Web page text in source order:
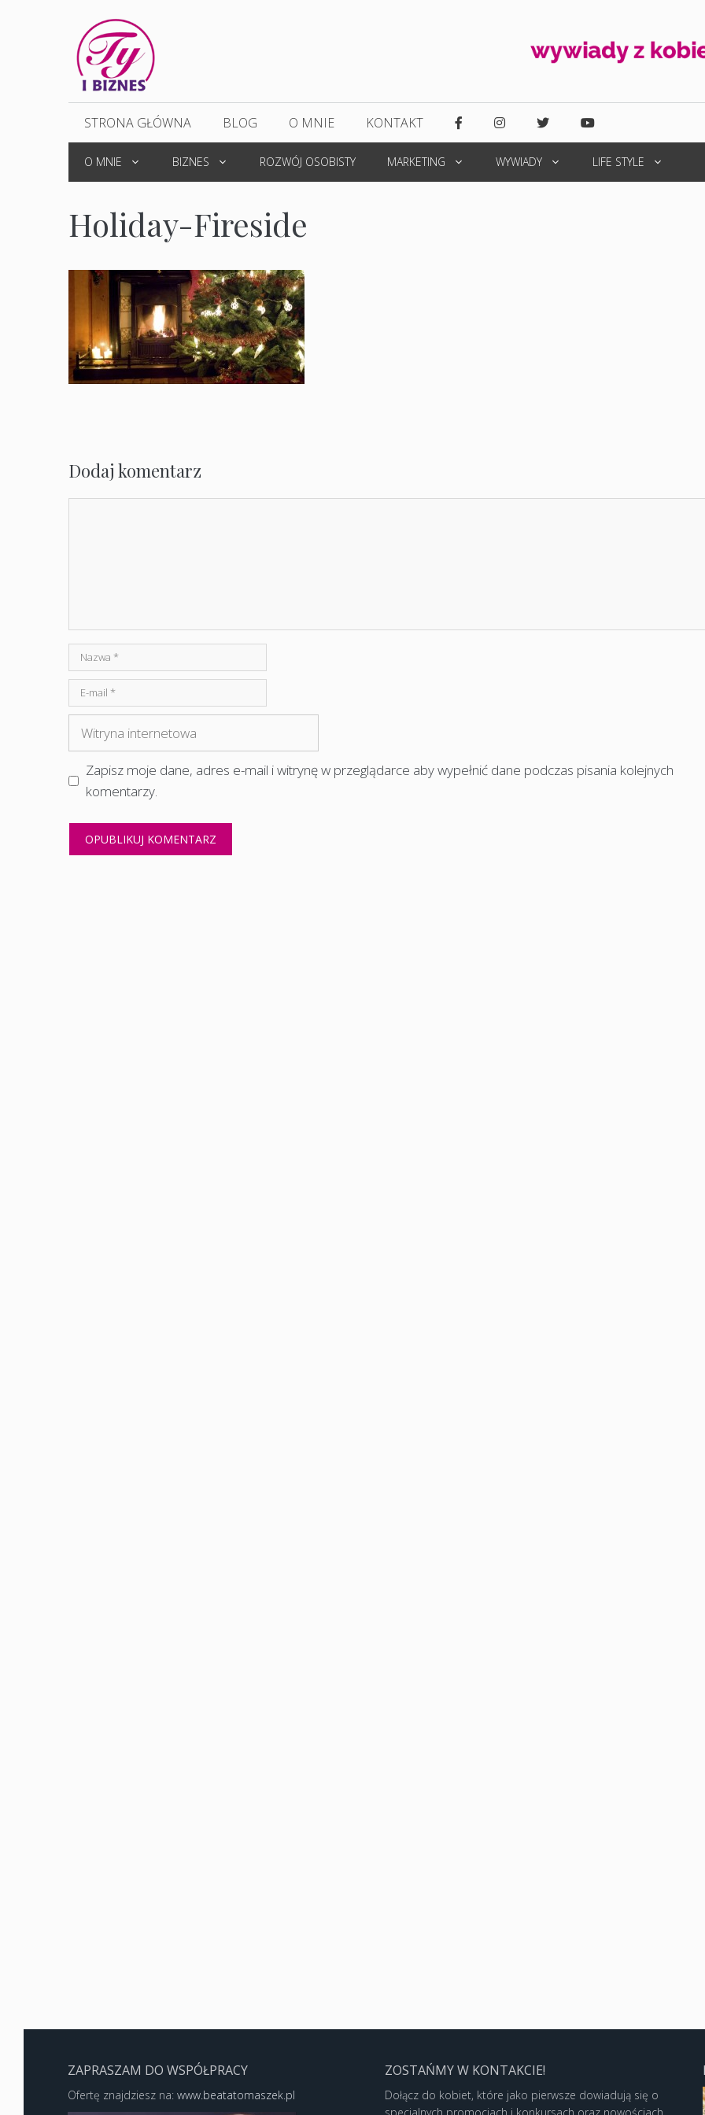
STRONA GŁÓWNA BLOG O MNIE KONTAKT
O MNIE BIZNES ROZWÓJ OSOBISTY MARKETING WYWIADY LIFE STYLE
Holiday-Fireside
Dodaj komentarz
Nazwa
mail
Witryna
internetowa
Zapisz moje dane, adres e-mail i witrynę w przeglądarce aby wypełnić dane podczas pisania kolejnych
komentarzy.
ZAPRASZAM DO WSPÓŁPRACY
Ofertę znajdziesz na: www.beatatomaszek.pl
ZOSTAŃMY W KONTAKCIE!
Dołącz do kobiet, które jako pierwsze dowiadują się o